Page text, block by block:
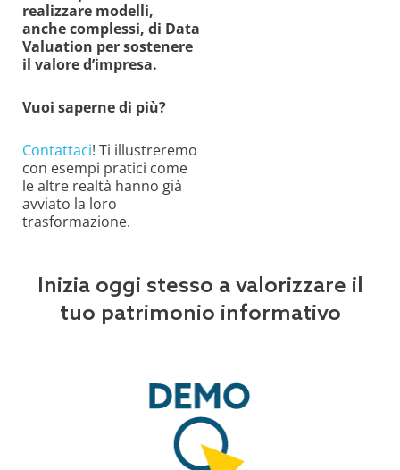
realizzare modelli,
anche complessi, di Data
Valuation per sostenere
il valore d’impresa.
Vuoi saperne di più?
Contattaci! Ti illustreremo
con esempi pratici come
le altre realtà hanno già
avviato la loro
trasformazione.
Inizia oggi stesso a valorizzare il
tuo patrimonio informativo